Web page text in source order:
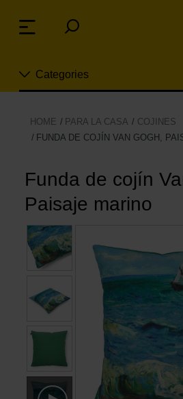
links
Jump
content
navigation
Categories
Nuevo
Para la casa
Hogar y Cocina
Ocio
Libros
Lienzos y Láminas
Funda de cojín
HOME PARA LA CASA
COJINES
FUNDA DE COJÍN VAN GOGH,
Funda de cojín
Paisaje marino
Menu